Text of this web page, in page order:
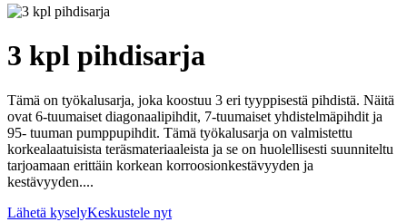
3 kpl pihdisarja
Tämä on työkalusarja, joka koostuu 3 eri tyyppisestä pihdistä. Näitä
ovat 6-tuumaiset diagonaalipihdit, 7-tuumaiset yhdistelmäpihdit ja
95- tuuman pumppupihdit. Tämä työkalusarja on valmistettu
korkealaatuisista teräsmateriaaleista ja se on huolellisesti suunniteltu
tarjoamaan erittäin korkean korroosionkestävyyden ja
kestävyyden....
Lähetä kyselyKeskustele nyt